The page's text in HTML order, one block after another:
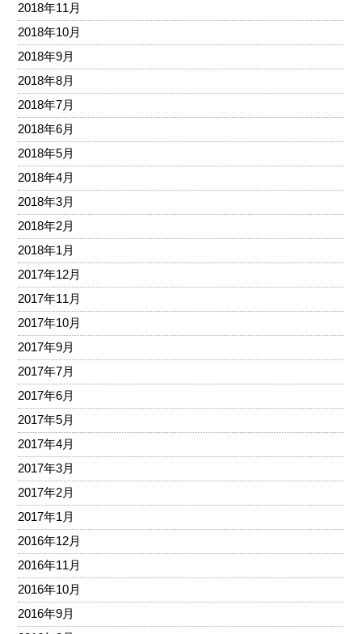
2018年11月
2018年10月
2018年9月
2018年8月
2018年7月
2018年6月
2018年5月
2018年4月
2018年3月
2018年2月
2018年1月
2017年12月
2017年11月
2017年10月
2017年9月
2017年7月
2017年6月
2017年5月
2017年4月
2017年3月
2017年2月
2017年1月
2016年12月
2016年11月
2016年10月
2016年9月